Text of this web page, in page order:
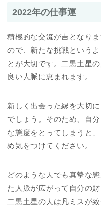
2022年の仕事運
積極的な交流が吉となり
ので、新たな挑戦という
とが大切です。二黒土星
良い人脈に恵まれます。
新しく出会った縁を大切
でしょう。そのため、自
な態度をとってしまうと
め気をつけてください。
どのような人でも真摯な
た人脈が広がって自分の
二黒土星の人は凡ミスが